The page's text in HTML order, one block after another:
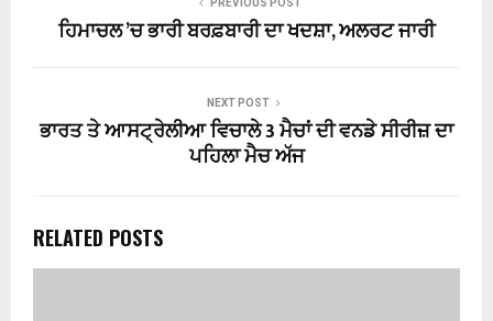
ਹਿਮਾਚਲ ’ਚ ਭਾਰੀ ਬਰਫ਼ਬਾਰੀ ਦਾ ਖਦਸ਼ਾ, ਅਲਰਟ ਜਾਰੀ
NEXT POST
ਭਾਰਤ ਤੇ ਆਸਟ੍ਰੇਲੀਆ ਵਿਚਾਲੇ 3 ਮੈਚਾਂ ਦੀ ਵਨਡੇ ਸੀਰੀਜ਼ ਦਾ
ਪਹਿਲਾ ਮੈਚ ਅੱਜ
RELATED POSTS